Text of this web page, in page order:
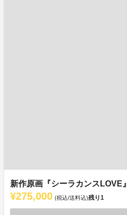
新作原画『シーラカンスLOVE』
¥275,000 (税込/送料込)残り1